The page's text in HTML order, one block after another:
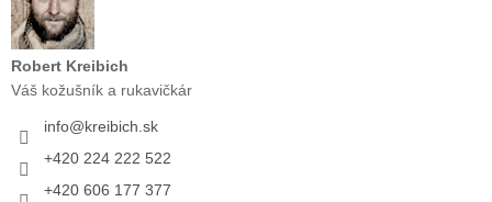
Robert Kreibich
Váš kožušník a rukavičkár
info@kreibich.sk
+420 224 222 522
+420 606 177 377